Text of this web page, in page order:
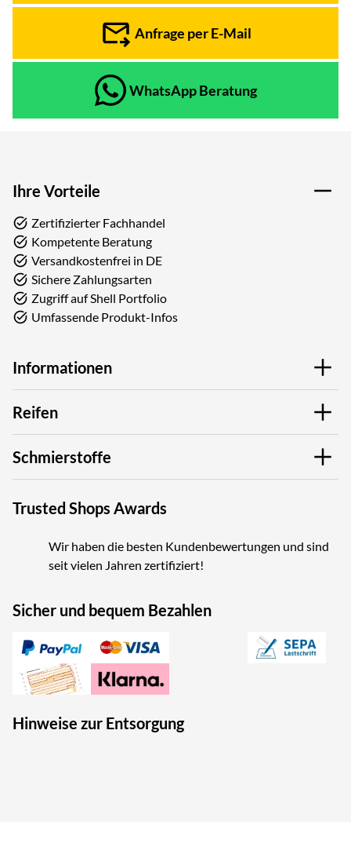
Anfrage per E-Mail
WhatsApp Beratung
Ihre Vorteile
Zertifizierter Fachhandel
Kompetente Beratung
Versandkostenfrei in DE
Sichere Zahlungsarten
Zugriff auf Shell Portfolio
Umfassende Produkt-Infos
Informationen
Reifen
Schmierstoffe
Trusted Shops Awards
Wir haben die besten Kundenbewertungen und sind
seit vielen Jahren zertifiziert!
Sicher und bequem Bezahlen
Hinweise zur Entsorgung